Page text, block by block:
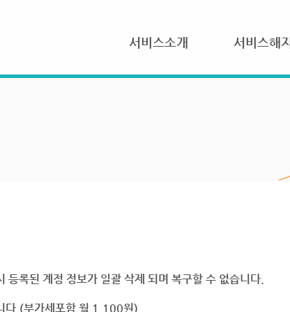
서비스소개 서비스해지
등록된 계정 정보가 일괄 삭제 되며 복구할 수 없습니다.
다.(부가세포함 월 1,100원)